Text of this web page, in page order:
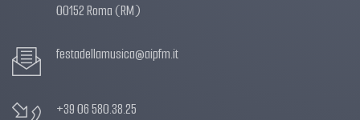
00152 Roma (RM)
festadellamusica@aipfm.it
+39 06 580.38.25